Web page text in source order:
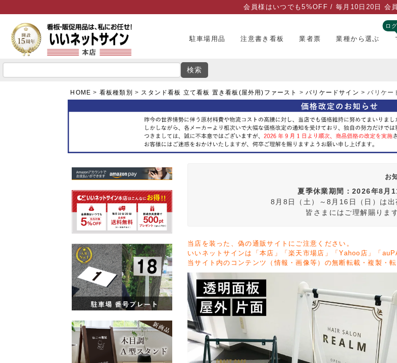
会員様はいつでも5%OFF / 毎月10日20日 会
駐車場用品 注意書き看板 業者票 業種から選ぶ
ロ
検索
HOME 看板種類別 スタンド看板 立て看板 置き看板(屋外用)ファースト バリケードサイン バリケー
お
夏季休業期間：2026年8月
8月8日（土）～8月16日（日）は出
皆さまにはご理解賜りま
当店を装った、偽の通販サイトにご注意ください。
いいネットサインは「本店」「楽天市場店」「Yahoo店」「
当サイト内のコンテンツ（情報・画像等）の無断転載・複製・転